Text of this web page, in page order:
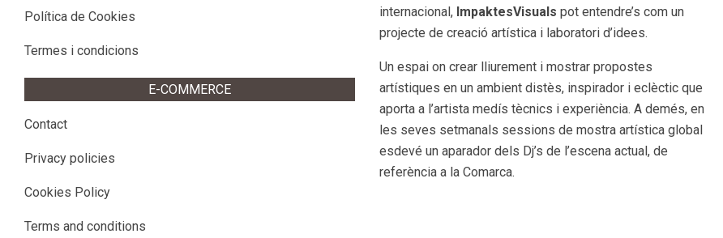
Política de Cookies
Termes i condicions
E-COMMERCE
Contact
Privacy policies
Cookies Policy
Terms and conditions
internacional, ImpaktesVisuals pot entendre’s com un
projecte de creació artística i laboratori d’idees.
Un espai on crear lliurement i mostrar propostes
artístiques en un ambient distès, inspirador i eclèctic que
aporta a l’artista medís tècnics i experiència. A demés, en
les seves setmanals sessions de mostra artística global
esdevé un aparador dels Dj’s de l’escena actual, de
referència a la Comarca.